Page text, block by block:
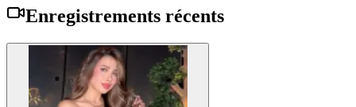
Enregistrements récents